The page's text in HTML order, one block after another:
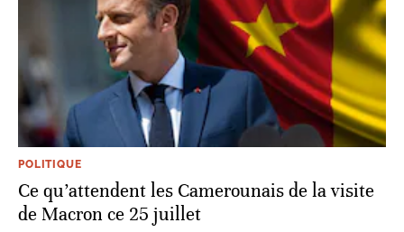
POLITIQUE
Ce qu’attendent les Camerounais de la visite
de Macron ce 25 juillet